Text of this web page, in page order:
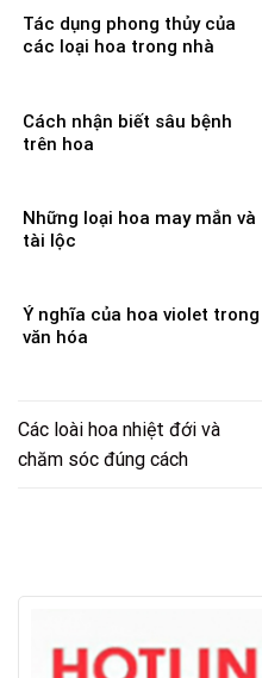
Tác dụng phong thủy của
các loại hoa trong nhà
Cách nhận biết sâu bệnh
trên hoa
Những loại hoa may mắn và
tài lộc
Ý nghĩa của hoa violet trong
văn hóa
Các loài hoa nhiệt đới và
chăm sóc đúng cách